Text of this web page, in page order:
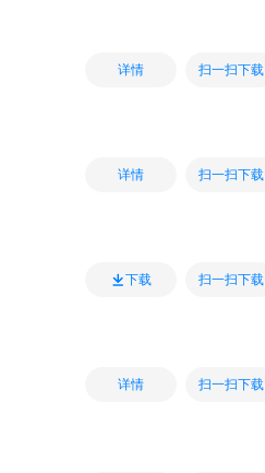
详情 扫一扫下载
详情 扫一扫下载
下载 扫一扫下载
详情 扫一扫下载